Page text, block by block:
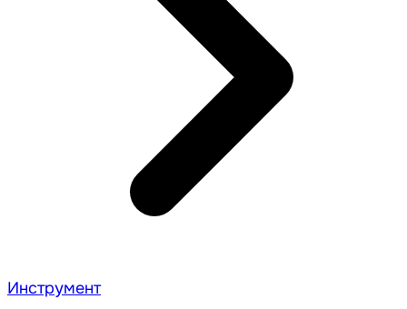
Инструмент